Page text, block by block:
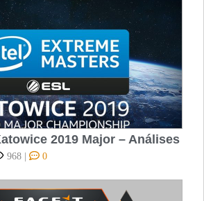
2019 Major – Análises
968 | 0